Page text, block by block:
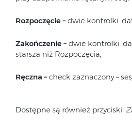
Rozpoczęcie – dwie kontrolki:
Zakończenie – dwie kontrolki:
starsza niż Rozpoczęcia,
Ręczna –check zaznaczony –
Dostępne są również przyciski: